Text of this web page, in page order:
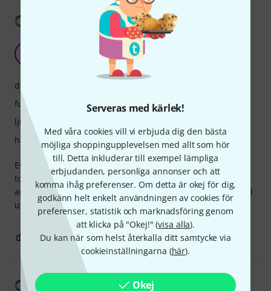
Serveras med kärlek!
Med våra cookies vill vi erbjuda dig den bästa
möjliga shoppingupplevelsen med allt som hör
till. Detta inkluderar till exempel lämpliga
erbjudanden, personliga annonser och att
komma ihåg preferenser. Om detta är okej för dig,
godkänn helt enkelt användningen av cookies för
preferenser, statistik och marknadsföring genom
att klicka på "Okej!" (visa alla).
Du kan när som helst återkalla ditt samtycke via
cookieinställningarna (här).
Okej
Visa översättning
wojtan 18.05.2026
Everything is super tight, batteries, mini jacks - TE is trying
to upscale their own standard, mixer sounds good and fx
are cool, but I’m not sure it will last even a year with normal
use - mostly for synthfluencers
drift
funktioner
ljud
hantverkskvalitet
5 ANMÄL RECENSION
Visa översättning